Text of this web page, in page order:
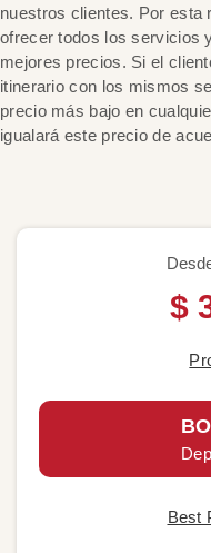
nuestros clientes. Por esta
ofrecer todos los servicios
mejores precios. Si el
itinerario con los mismos
precio más bajo en
igualará este precio de
$
Best